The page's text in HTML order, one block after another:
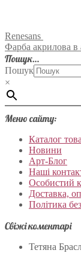
Renesans
Фарба акрилова в
Пошук…
Пошук
×
Меню сайту:
Каталог
Новини
Арт-Блог
Наші
Особистий
Доставка,
Політика
Свіжі коментарі
Тетяна